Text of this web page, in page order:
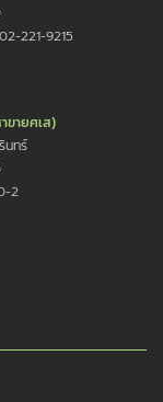
221-9215
ขายศเส)
นทร์
2